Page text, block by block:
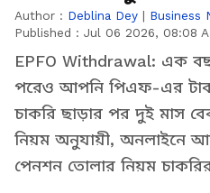
Author : Deblina Dey | Business
Published : Jul 06 2026, 08:08
EPFO Withdrawal: এক
পরেও আপনি পিএফ-এর
চাকরি ছাড়ার পর দুই মাস
নিয়ম অনুযায়ী, অনলাইনে
পেনশন তোলার নিয়ম